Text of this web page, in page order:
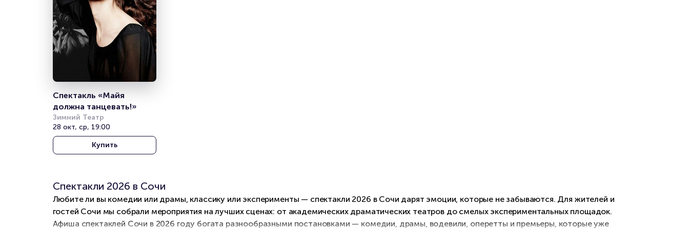
Спектакль «Майя
должна танцевать!»
Зимний Театр
28 окт, ср, 19:00
Купить
Спектакли 2026 в Сочи
Любите ли вы комедии или драмы, классику или эксперименты — спектакли 2026 в Сочи дарят эмоции, которые не забываются. Для жителей и
гостей Сочи мы собрали мероприятия на лучших сценах: от академических драматических театров до смелых экспериментальных площадок.
Афиша спектаклей Сочи в 2026 году богата разнообразными постановками — комедии, драмы, водевили, оперетты и премьеры, которые уже